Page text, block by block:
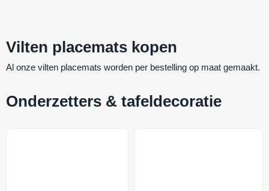
Vilten placemats kopen
Al onze vilten placemats worden per bestelling op maat gemaakt.
Onderzetters & tafeldecoratie